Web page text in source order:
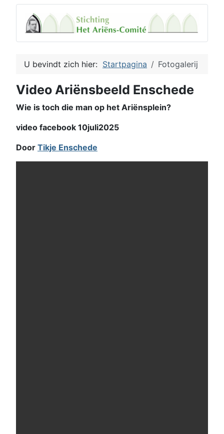
U bevindt zich hier: Startpagina Fotogalerij
Video Ariënsbeeld Enschede
Wie is toch die man op het Ariënsplein?
video facebook 10juli2025
Door Tikje Enschede